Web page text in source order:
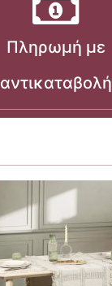
Πληρωμή με
αντικαταβολή